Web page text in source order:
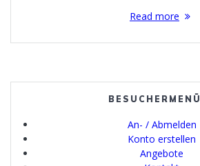
Read more
BESUCHERMENÜ
An- / Abmelden
Konto erstellen
Angebote